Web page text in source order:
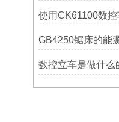
数控立车是做什么